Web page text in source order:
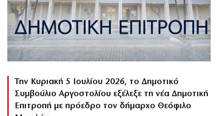
Την Κυριακή 5 Ιουλίου 2026, το Δημοτικό
Συμβούλιο Αργοστολίου εξέλεξε τη νέα Δημοτική
Επιτροπή με πρόεδρο τον δήμαρχο Θεόφιλο